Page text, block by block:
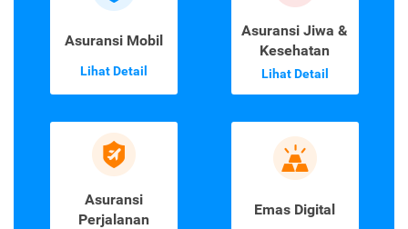
Asuransi Mobil
Lihat Detail
Asuransi Jiwa &
Kesehatan
Lihat Detail
Asuransi
Perjalanan
Emas Digital